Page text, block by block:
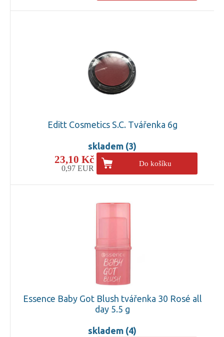
Editt Cosmetics S.C. Tvářenka 6g
skladem (3)
23,10 Kč
0,97 EUR
Do košíku
Essence Baby Got Blush tvářenka 30 Rosé all
day 5.5 g
skladem (4)